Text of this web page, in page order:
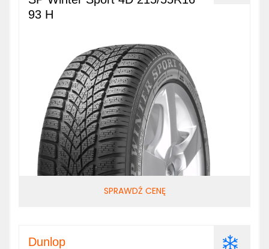
93 H
SPRAWDŹ CENĘ
Dunlop